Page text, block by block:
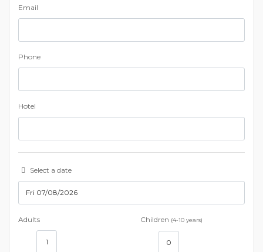
Email
Phone
Hotel
Select a date
Adults Children (4-10 years)